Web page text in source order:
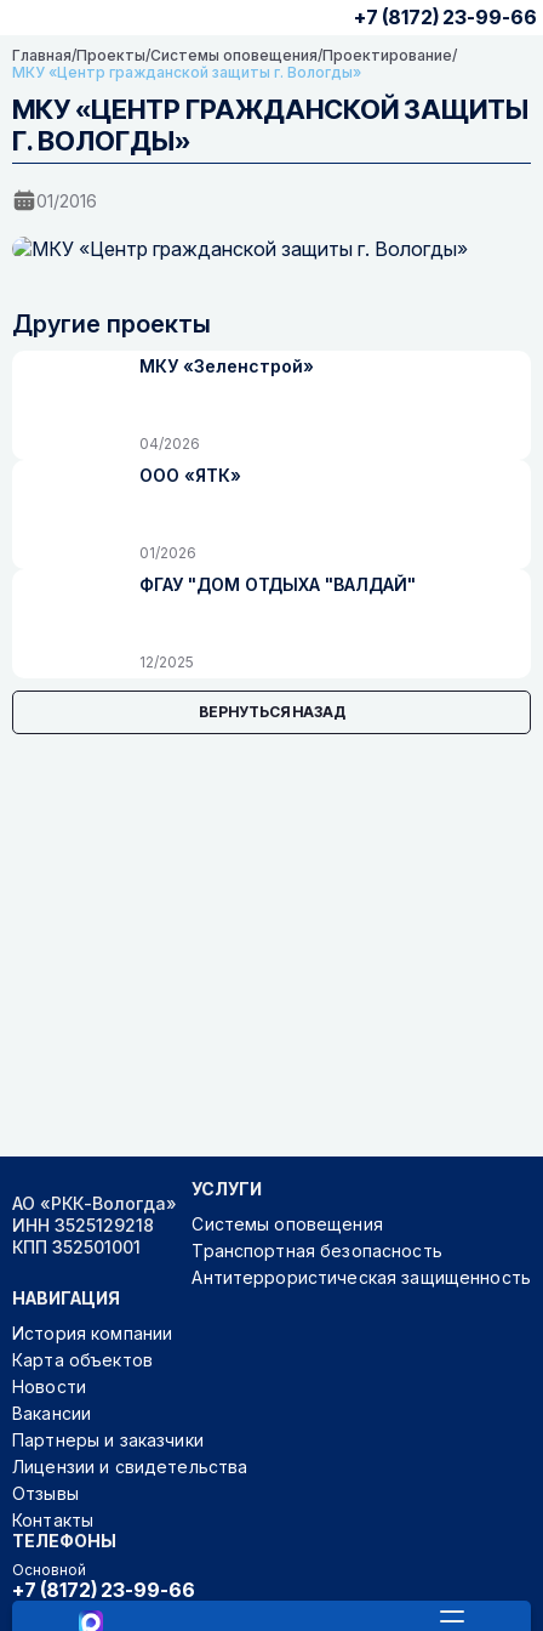
+7 (8172) 23-99-66
Главная/Проекты/Системы оповещения/Проектирование/
МКУ «Центр гражданской защиты г. Вологды»
МКУ «ЦЕНТР ГРАЖДАНСКОЙ ЗАЩИТЫ
Г. ВОЛОГДЫ»
01/2016
Другие проекты
МКУ «Зеленстрой»
04/2026
ООО «ЯТК»
01/2026
ФГАУ "ДОМ ОТДЫХА "ВАЛДАЙ"
12/2025
ВЕРНУТЬСЯ НАЗАД
АО «РКК-Вологда»
ИНН 3525129218
КПП 352501001
УСЛУГИ
Системы оповещения
Транспортная безопасность
Антитеррористическая защищенность
НАВИГАЦИЯ
История компании
Карта объектов
Новости
Вакансии
Партнеры и заказчики
Лицензии и свидетельства
Отзывы
Контакты
ТЕЛЕФОНЫ
Основной
+7 (8172) 23-99-66
Секретарь руководителя